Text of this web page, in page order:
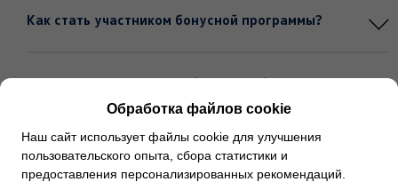
Как стать участником бонусной программы?
Как можно отслеживать бонусные баллы на
Часто задаваемые вопросы
Обработка файлов cookie
Наш сайт использует файлы cookie для улучшения
пользовательского опыта, сбора статистики и
предоставления персонализированных рекомендаций.